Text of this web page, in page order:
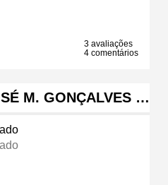
3 avaliações
4 comentários
M. GONÇALVES …